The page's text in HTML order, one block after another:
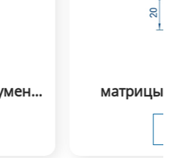
ручьем Fabmax-